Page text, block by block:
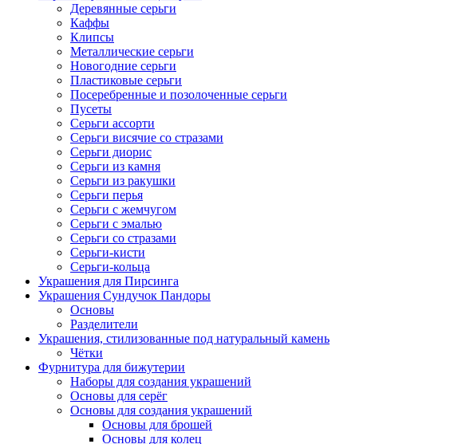
Деревянные серьги
Каффы
Клипсы
Металлические серьги
Новогодние серьги
Пластиковые серьги
Посеребренные и позолоченные серьги
Пусеты
Серьги ассорти
Серьги висячие со стразами
Серьги диорис
Серьги из камня
Серьги из ракушки
Серьги перья
Серьги с жемчугом
Серьги с эмалью
Серьги со стразами
Серьги-кисти
Серьги-кольца
Украшения для Пирсинга
Украшения Сундучок Пандоры
Основы
Разделители
Украшения, стилизованные под натуральный камень
Чётки
Фурнитура для бижутерии
Наборы для создания украшений
Основы для серёг
Основы для создания украшений
Основы для брошей
Основы для колец